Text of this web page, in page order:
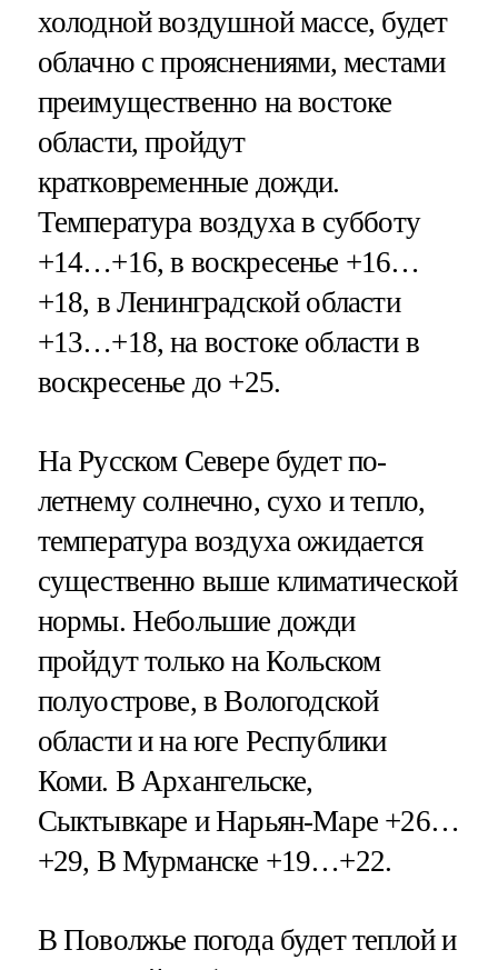
холодной воздушной массе, будет
облачно с прояснениями, местами
преимущественно на востоке
области, пройдут
кратковременные дожди.
Температура воздуха в субботу
+14…+16, в воскресенье +16…
+18, в Ленинградской области
+13…+18, на востоке области в
воскресенье до +25.
На Русском Севере будет по-
летнему солнечно, сухо и тепло,
температура воздуха ожидается
существенно выше климатической
нормы. Небольшие дожди
пройдут только на Кольском
полуострове, в Вологодской
области и на юге Республики
Коми. В Архангельске,
Сыктывкаре и Нарьян-Маре +26…
+29, В Мурманске +19…+22.
В Поволжье погода будет теплой и